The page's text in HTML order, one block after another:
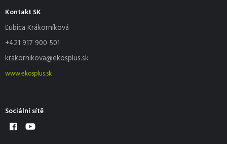
Kontakt SK
Ľubica Krákorníková
+421 917 900 501
krakornikova@ekosplus.sk
www.ekosplus.sk
Sociální sítě